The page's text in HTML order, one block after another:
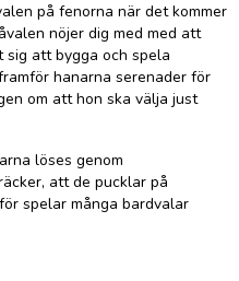
på fenorna när det kommer
nöjer dig med med att
sig att bygga och spela
hanarna serenader för
om att hon ska välja just
löses genom
att de pucklar på
spelar många bardvalar